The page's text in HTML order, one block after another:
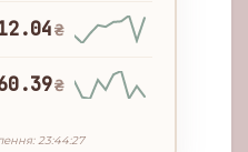
₴
₴
23:44:27